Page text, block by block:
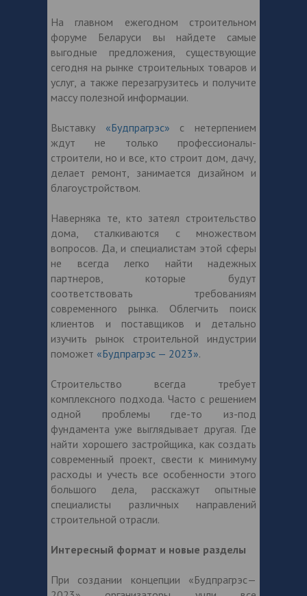
На главном ежегодном строительном
форуме Беларуси вы найдете самые
выгодные предложения, существующие
сегодня на рынке строительных товаров и
услуг, а также перезагрузитесь и получите
массу полезной информации.
Выставку «Будпрагрэс» с нетерпением
ждут не только профессионалы-
строители, но и все, кто строит дом, дачу,
делает ремонт, занимается дизайном и
благоустройством.
Наверняка те, кто затеял строительство
дома, сталкиваются с множеством
вопросов. Да, и специалистам этой сферы
не всегда легко найти надежных
партнеров, которые будут
соответствовать требованиям
современного рынка. Облегчить поиск
клиентов и поставщиков и детально
изучить рынок строительной индустрии
поможет «Будпрагрэс — 2023».
Строительство всегда требует
комплексного подхода. Часто с решением
одной проблемы где-то из-под
фундамента уже выглядывает другая. Где
найти хорошего застройщика, как создать
современный проект, свести к минимуму
расходы и учесть все особенности этого
большого дела, расскажут опытные
специалисты различных направлений
строительной отрасли.
Интересный формат и новые разделы
При создании концепции «Будпрагрэс—